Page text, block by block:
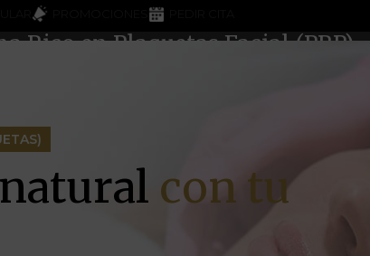
Rico en Plaquetas Facial (PRP)
con tu